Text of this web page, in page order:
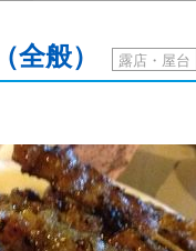
般） 露店・屋台